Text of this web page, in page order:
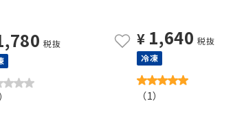
税抜
¥ 1,640 税抜
冷凍
（1）